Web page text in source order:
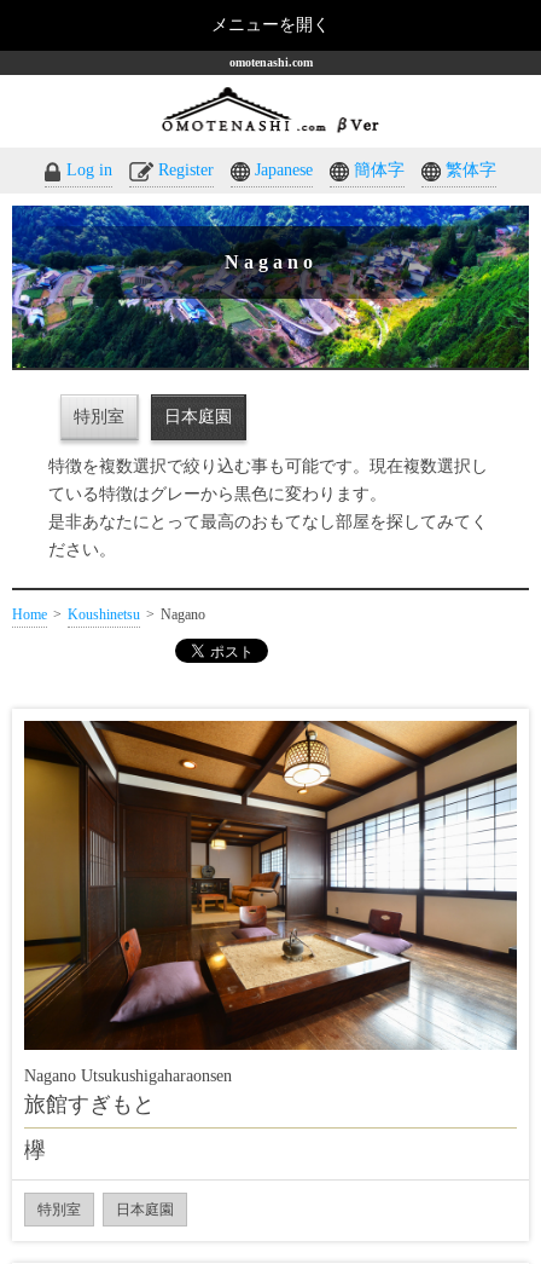
omotenashi.com
Log in Register Japanese 簡体字 繁体字
Nagano
特別室 日本庭園
特徴を複数選択で絞り込む事も可能です。現在複数選択し
ている特徴はグレーから黒色に変わります。
是非あなたにとって最高のおもてなし部屋を探してみてく
ださい。
Home Koushinetsu Nagano
Nagano Utsukushigaharaonsen
旅館すぎもと
欅
特別室 日本庭園
メニューを開く